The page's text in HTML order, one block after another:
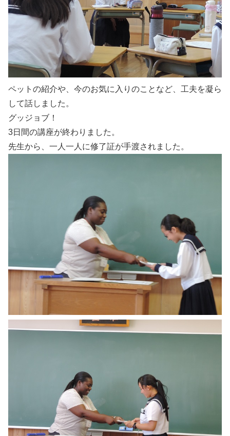
ペットの紹介や、今のお気に入りのことなど、工夫を凝ら
して話しました。
グッジョブ！
3日間の講座が終わりました。
先生から、一人一人に修了証が手渡されました。